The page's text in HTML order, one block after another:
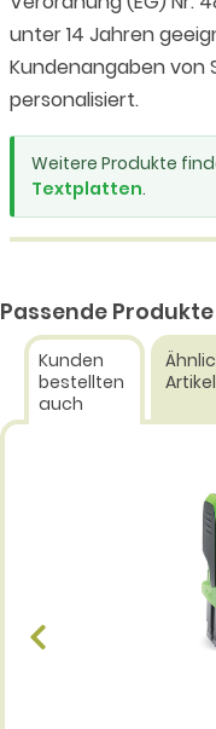
unter 14 Jahren
Kundenangaben von
personalisiert.
Weitere Produkte
Textplatten.
Passende
Kunden
bestellten
auch
Artikel